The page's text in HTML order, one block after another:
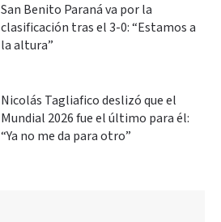
San Benito Paraná va por la
clasificación tras el 3-0: “Estamos a
la altura”
Nicolás Tagliafico deslizó que el
Mundial 2026 fue el último para él:
“Ya no me da para otro”